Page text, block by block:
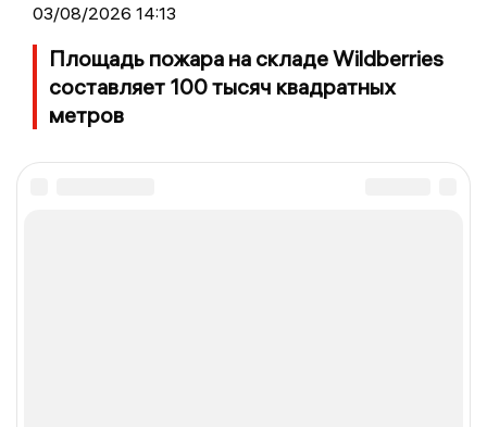
03/08/2026 14:13
Площадь пожара на складе Wildberries
составляет 100 тысяч квадратных
метров